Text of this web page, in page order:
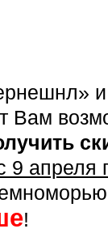
Вам
9 апреля
!